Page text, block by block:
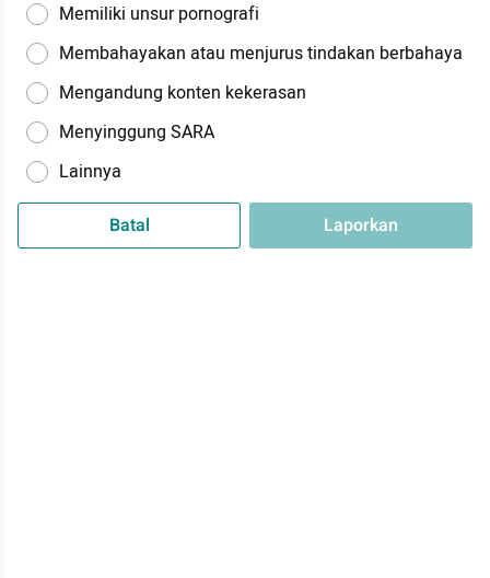
Memiliki unsur pornografi
Membahayakan atau menjurus tindakan berbahaya
Mengandung konten kekerasan
Menyinggung SARA
Lainnya
Batal Laporkan